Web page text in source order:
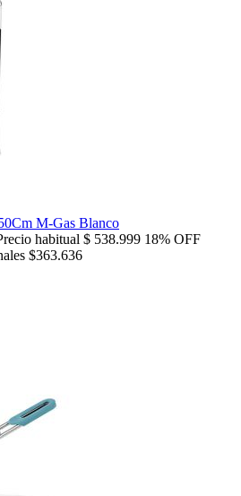
M-Gas Blanco
habitual $ 538.999 18% OFF
$363.636